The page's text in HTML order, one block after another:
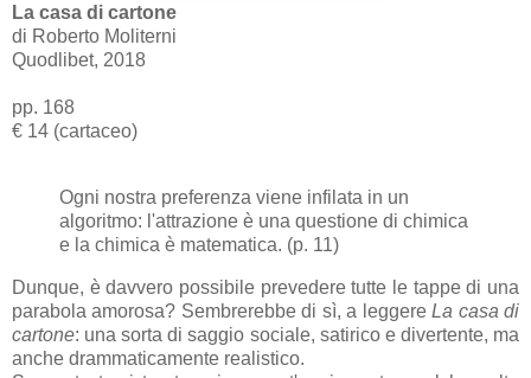
La casa di cartone
di Roberto Moliterni
Quodlibet, 2018
pp. 168
€ 14 (cartaceo)
Ogni nostra preferenza viene infilata in un
algoritmo: l'attrazione è una questione di chimica
e la chimica è matematica. (p. 11)
Dunque, è davvero possibile prevedere tutte le tappe di una
parabola amorosa? Sembrerebbe di sì, a leggereLa casa di
cartone: una sorta di saggio sociale, satirico e divertente, ma
anche drammaticamente realistico.